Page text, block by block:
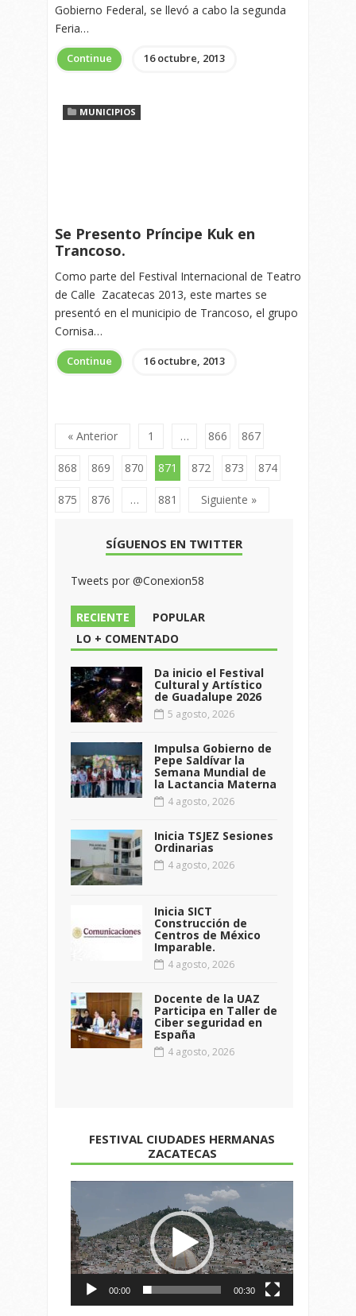
Gobierno Federal, se llevó a cabo la segunda
Feria…
Continue 16 octubre, 2013
MUNICIPIOS
Se Presento Príncipe Kuk en
Trancoso.
Como parte del Festival Internacional de Teatro
de Calle Zacatecas 2013, este martes se
presentó en el municipio de Trancoso, el grupo
Cornisa…
Continue 16 octubre, 2013
« Anterior 1 … 866 867
868 869 870 871 872 873 874
875 876 … 881 Siguiente »
SÍGUENOS EN TWITTER
Tweets por @Conexion58
RECIENTE
POPULAR
LO + COMENTADO
Da inicio el Festival
Cultural y Artístico
de Guadalupe 2026
5 agosto, 2026
Impulsa Gobierno de
Pepe Saldívar la
Semana Mundial de
la Lactancia Materna
4 agosto, 2026
Inicia TSJEZ Sesiones
Ordinarias
4 agosto, 2026
Inicia SICT
Construcción de
Centros de México
Imparable.
4 agosto, 2026
Docente de la UAZ
Participa en Taller de
Ciber seguridad en
España
4 agosto, 2026
FESTIVAL CIUDADES HERMANAS
ZACATECAS
de
vídeo
00:00 00:30